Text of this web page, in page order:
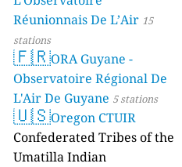
Réunionnais De L’Air 15
stations
🇫🇷ORA Guyane -
Observatoire Régional De
L'Air De Guyane 5 stations
🇺🇸Oregon CTUIR
Confederated Tribes of the
Umatilla Indian